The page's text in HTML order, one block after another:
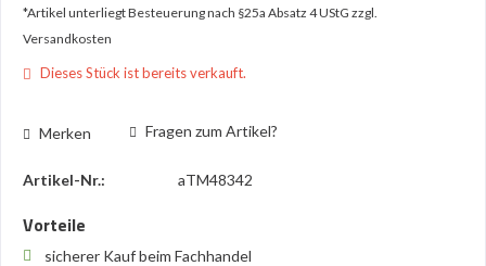
*Artikel unterliegt Besteuerung nach §25a Absatz 4 UStG zzgl.
Versandkosten
Dieses Stück ist bereits verkauft.
Merken Fragen zum Artikel?
Artikel-Nr.: aTM48342
Vorteile
sicherer Kauf beim Fachhandel